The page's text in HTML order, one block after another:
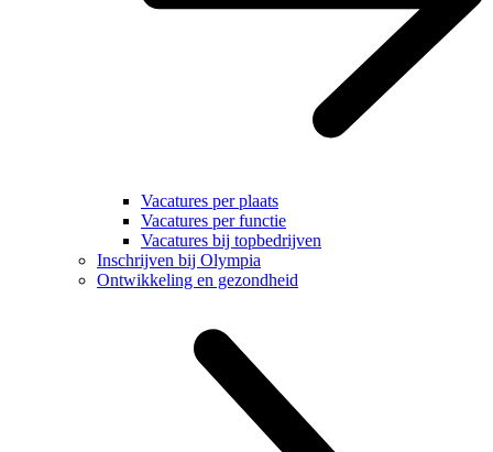
Vacatures per plaats
Vacatures per functie
Vacatures bij topbedrijven
Inschrijven bij Olympia
Ontwikkeling en gezondheid